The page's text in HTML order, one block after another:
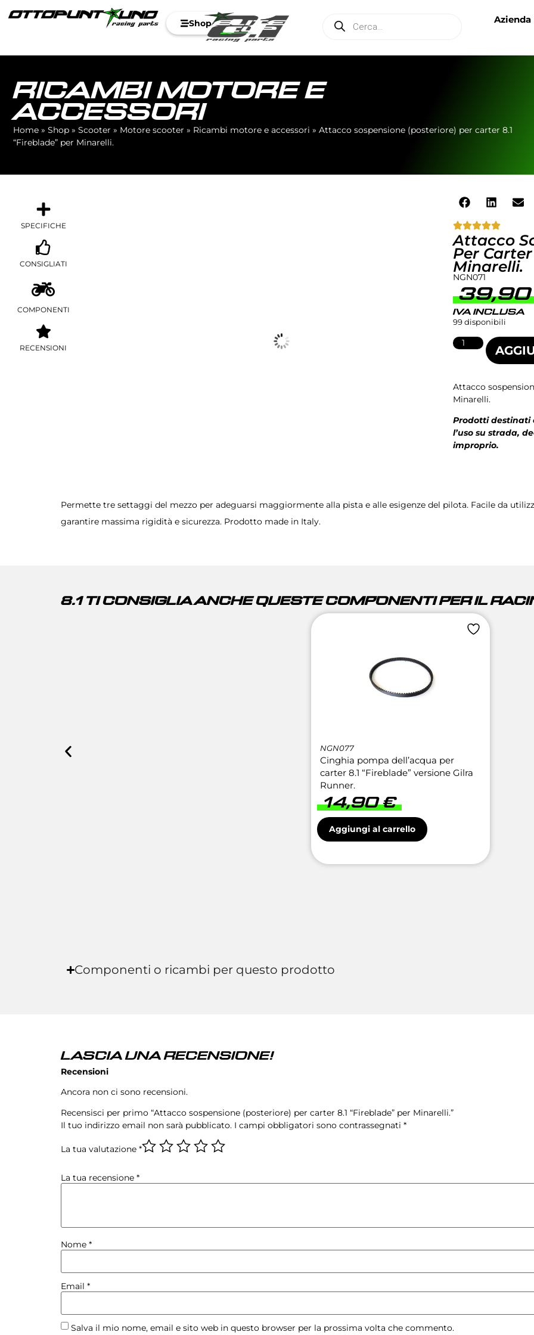
Shop Azienda
RICAMBI MOTORE E
ACCESSORI
Home » Shop » Scooter » Motore scooter » Ricambi motore e accessori » Attacco sospensione (posteriore) per carter 8.1
“Fireblade” per Minarelli.
SPECIFICHE
CONSIGLIATI
COMPONENTI
RECENSIONI
Attacco
Per Carter
Minarelli.
NGN071
IVA INCLUSA
99 disponibili
Attacco
Minarelli.
Prodotti destinati
l’uso su strada,
improprio.
Permette tre settaggi del mezzo per adeguarsi maggiormente alla pista e alle esigenze del pilota. Facile da
garantire massima rigidità e sicurezza. Prodotto made in Italy.
8.1 TI CONSIGLIA ANCHE QUESTE COMPONENTI PER IL
NGN077
Cinghia pompa dell’acqua per
carter 8.1 “Fireblade” versione Gilra
Runner.
14,90€
Aggiungi al carrello
Componenti o ricambi per questo prodotto
LASCIA UNA RECENSIONE!
Recensioni
Ancora non ci sono recensioni.
Recensisci per primo “Attacco sospensione (posteriore) per carter 8.1 “Fireblade” per Minarelli.”
Il tuo indirizzo email non sarà pubblicato. I campi obbligatori sono contrassegnati *
La tua valutazione *
La tua recensione *
Nome *
Email *
Salva il mio nome, email e sito web in questo browser per la prossima volta che commento.